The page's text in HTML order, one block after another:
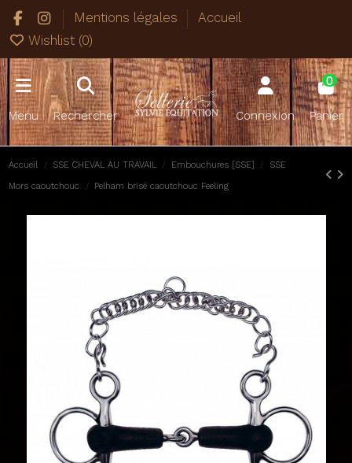
Mentions légales
Accueil
Wishlist (0)
Menu Rechercher Connexion
0
Panier
Accueil SSE CHEVAL AU TRAVAIL Embouchures [SSE] SSE
Mors caoutchouc Pelham brisé caoutchouc Feeling